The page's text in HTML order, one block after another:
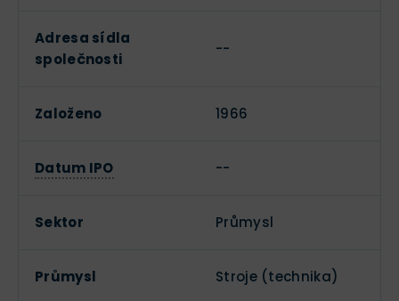
Adresa sídla
společnosti
--
Založeno 1966
Datum IPO --
Sektor Průmysl
Průmysl Stroje (technika)